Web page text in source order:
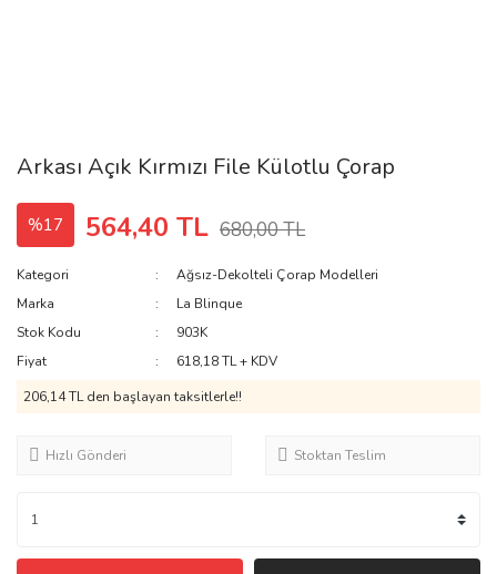
Arkası Açık Kırmızı File Külotlu Çorap
%17 564,40 TL 680,00 TL
Kategori
Ağsız-Dekolteli Çorap Modelleri
Marka
La Blinque
Stok Kodu
903K
Fiyat
618,18 TL + KDV
206,14 TL den başlayan taksitlerle!!
Hızlı Gönderi Stoktan Teslim